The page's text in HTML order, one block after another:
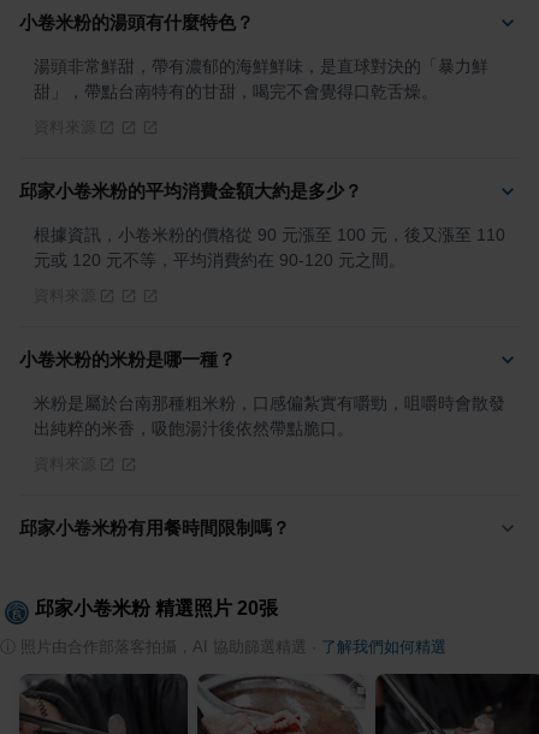
小卷米粉的湯頭有什麼特色？
湯頭非常鮮甜，帶有濃郁的海鮮鮮味，是直球對決的「暴力鮮
甜」，帶點台南特有的甘甜，喝完不會覺得口乾舌燥。
邱家小卷米粉的平均消費金額大約是多少？
根據資訊，小卷米粉的價格從 90 元漲至 100 元，後又漲至 110
元或 120 元不等，平均消費約在 90-120 元之間。
小卷米粉的米粉是哪一種？
米粉是屬於台南那種粗米粉，口感偏紮實有嚼勁，咀嚼時會散發
出純粹的米香，吸飽湯汁後依然帶點脆口。
邱家小卷米粉有用餐時間限制嗎？
邱家小卷米粉 精選照片 20張
照片由合作部落客拍攝，AI 協助篩選精選 了解我們如何精選